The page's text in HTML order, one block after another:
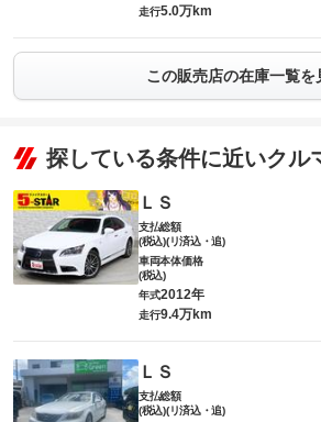
走行5.0万km
この販売店の在庫一覧を
探している条件に近いクル
ＬＳ
支払総額
(税込)(リ済込・追)
車両本体価格
(税込)
年式2012年
走行9.4万km
ＬＳ
支払総額
(税込)(リ済込・追)